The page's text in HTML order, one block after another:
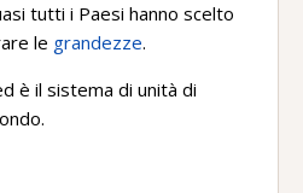
tutti i Paesi hanno scelto
le grandezze.
è il sistema di unità di